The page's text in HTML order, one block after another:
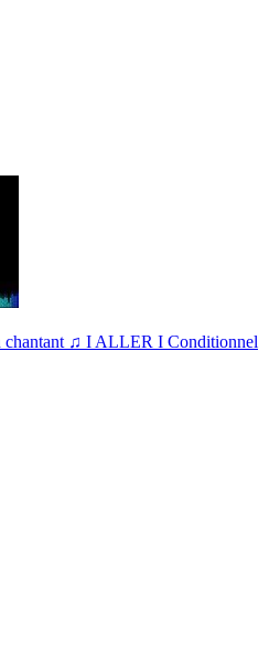
chantant ♫ I ALLER I Conditionnel